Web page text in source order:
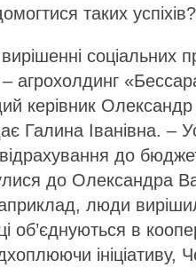
таких успіхів?
соціальних
агрохолдинг
керівник
Галина Іванівна. –
до
до Олександра
люди
об’єднуються в
ініціативу,